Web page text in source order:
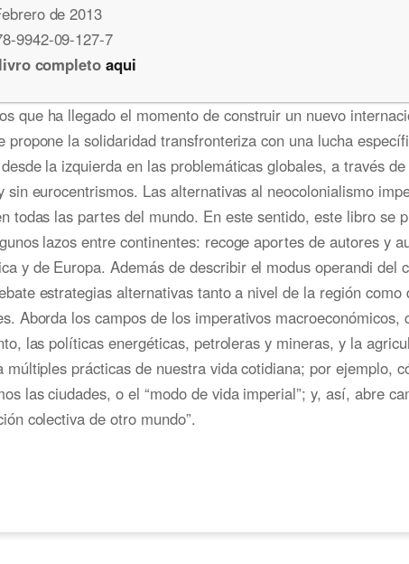
de 2013
9942-09-127-7
completoaqui
que ha llegado el momento de construir un nuevo
propone la solidaridad transfronteriza con una lucha
la izquierda en las problemáticas globales, a través
sin eurocentrismos. Las alternativas al neocolonialismo
todas las partes del mundo. En este sentido, este libro se
lazos entre continentes: recoge aportes de autores y
y de Europa. Además de describir el modus operandi del
estrategias alternativas tanto a nivel de la región como
Aborda los campos de los imperativos macroeconómicos,
las políticas energéticas, petroleras y mineras, y la
múltiples prácticas de nuestra vida cotidiana; por ejemplo,
las ciudades, o el “modo de vida imperial”; y, así, abre
colectiva de otro mundo”.